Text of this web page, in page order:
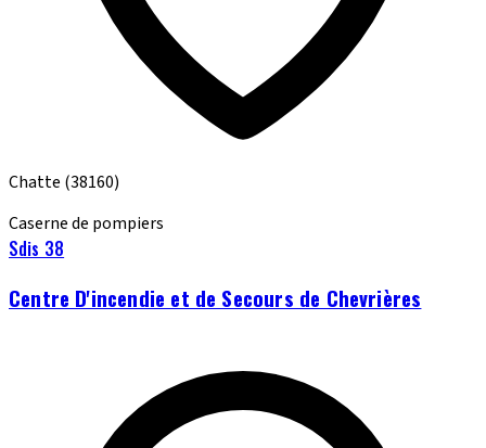
Chatte (38160)
Caserne de pompiers
Sdis 38
Centre D'incendie et de Secours de Chevrières